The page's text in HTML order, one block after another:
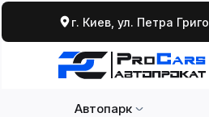
г. Киев, ул. Петра
Автопарк